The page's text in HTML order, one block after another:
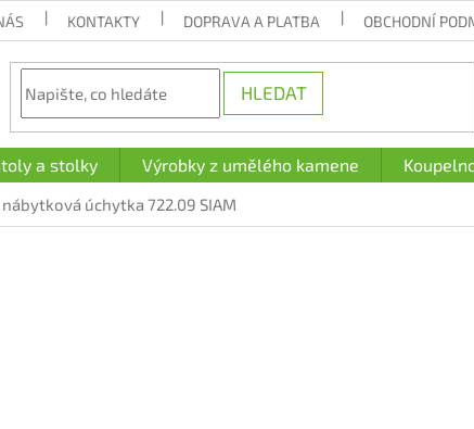
KONTAKTY DOPRAVA A PLATBA OBCHODNÍ
HLEDAT
a stolky Výrobky z umělého kamene
úchytka 722.09 SIAM